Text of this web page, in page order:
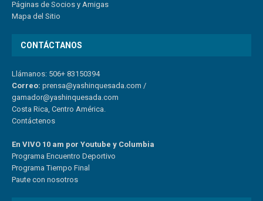
Páginas de Socios y Amigas
Mapa del Sitio
CONTÁCTANOS
Llámanos: 506+ 83150394
Correo: prensa@yashinquesada.com /
gamador@yashinquesada.com
Costa Rica, Centro América.
Contáctenos
En VIVO 10 am por Youtube y Columbia
Programa Encuentro Deportivo
Programa Tiempo Final
Paute con nosotros